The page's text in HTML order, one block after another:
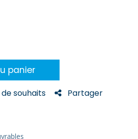
panier
souhaits Partager